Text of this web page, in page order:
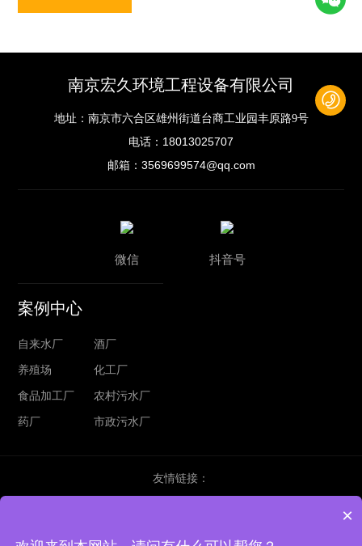
南京宏久环境工程设备有限公司
地址：南京市六合区雄州街道台商工业园丰原路9号
电话： 18013025707
邮箱： 3569699574@qq.com
微信 抖音号
案例中心
自来水厂 酒厂
养殖场 化工厂
食品加工厂 农村污水厂
药厂 市政污水厂
友情链接：
×